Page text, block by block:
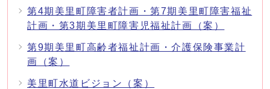
第4期美里町障害者計画・第7期美里町障害福祉
計画・第3期美里町障害児福祉計画（案）
第9期美里町高齢者福祉計画・介護保険事業計
画（案）
美里町水道ビジョン（案）